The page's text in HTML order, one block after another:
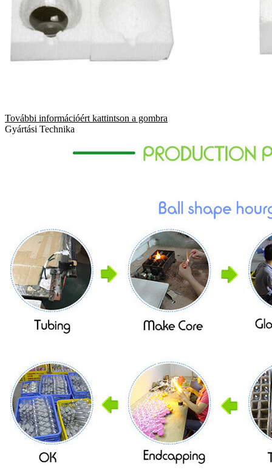
További információért kattintson a gombra
Gyártási Technika